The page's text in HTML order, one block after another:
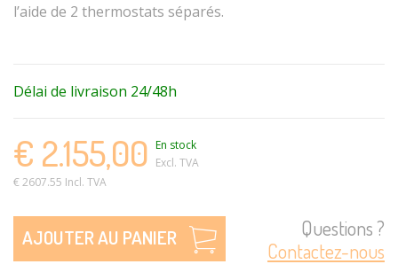
l’aide de 2 thermostats séparés.
Délai de livraison 24/48h
€ 2.155,00 En stock
Excl. TVA
€ 2607.55 Incl. TVA
AJOUTER AU PANIER
Questions ?
Contactez-nous